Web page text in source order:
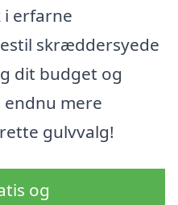
i erfarne
skræddersyede
dit budget og
mere
gulvvalg!
og